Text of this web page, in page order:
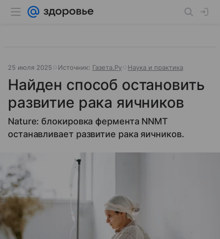
25 июля 2025 Источник: Газета.Ру Наука и практика
Найден способ остановить
развитие рака яичников
Nature: блокировка фермента NNMT
останавливает развитие рака яичников.